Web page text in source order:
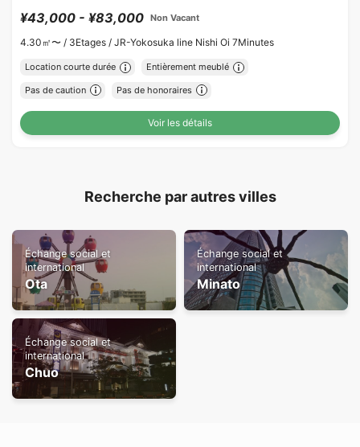
¥43,000 - ¥83,000 Non Vacant
4.30㎡〜 / 3Etages / JR-Yokosuka line Nishi Oi 7Minutes
Location courte durée Entièrement meublé
Pas de caution Pas de honoraires
Voir les détails
Recherche par autres villes
Échange social et
international
Ota
Échange social et
international
Minato
Échange social et
international
Chuo